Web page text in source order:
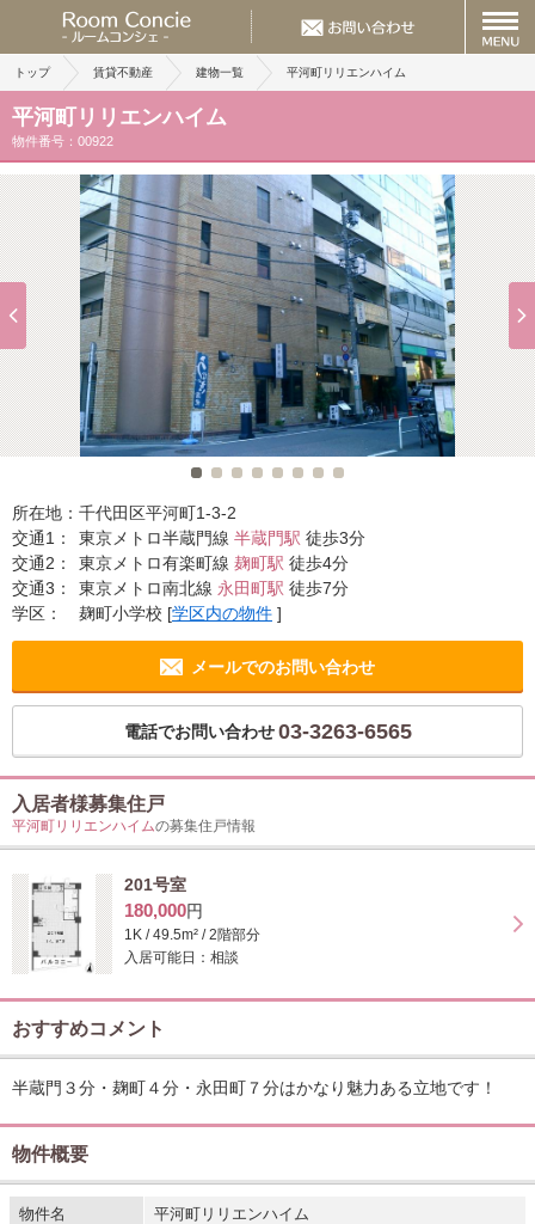
トップ 賃貸不動産 建物一覧 平河町リリエンハイム
平河町リリエンハイム
物件番号：00922
所在地： 千代田区平河町1-3-2
交通1：
東京メトロ半蔵門線 半蔵門駅 徒歩3分
交通2：
東京メトロ有楽町線 麹町駅 徒歩4分
交通3：
東京メトロ南北線 永田町駅 徒歩7分
学区：
麹町小学校 [学区内の物件 ]
メールでのお問い合わせ
電話でお問い合わせ 03-3263-6565
入居者様募集住戸
平河町リリエンハイムの募集住戸情報
201号室
180,000円
1K / 49.5m² / 2階部分
入居可能日：相談
おすすめコメント
半蔵門３分・麹町４分・永田町７分はかなり魅力ある立地です！
物件概要
物件名 平河町リリエンハイム